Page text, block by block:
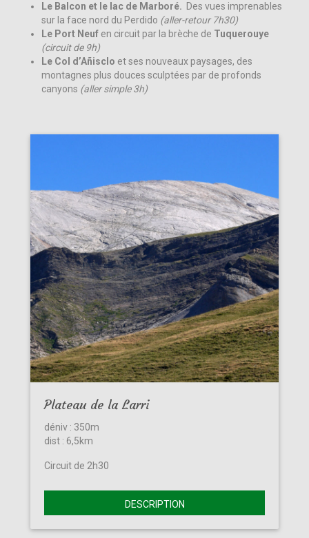
Le Balcon et le lac de Marboré. Des vues imprenables
sur la face nord du Perdido (aller-retour 7h30)
Le Port Neuf en circuit par la brèche de Tuquerouye
(circuit de 9h)
Le Col d’Añisclo et ses nouveaux paysages, des
montagnes plus douces sculptées par de profonds
canyons (aller simple 3h)
Plateau de la Larri
déniv : 350m
dist : 6,5km
Circuit de 2h30
DESCRIPTION